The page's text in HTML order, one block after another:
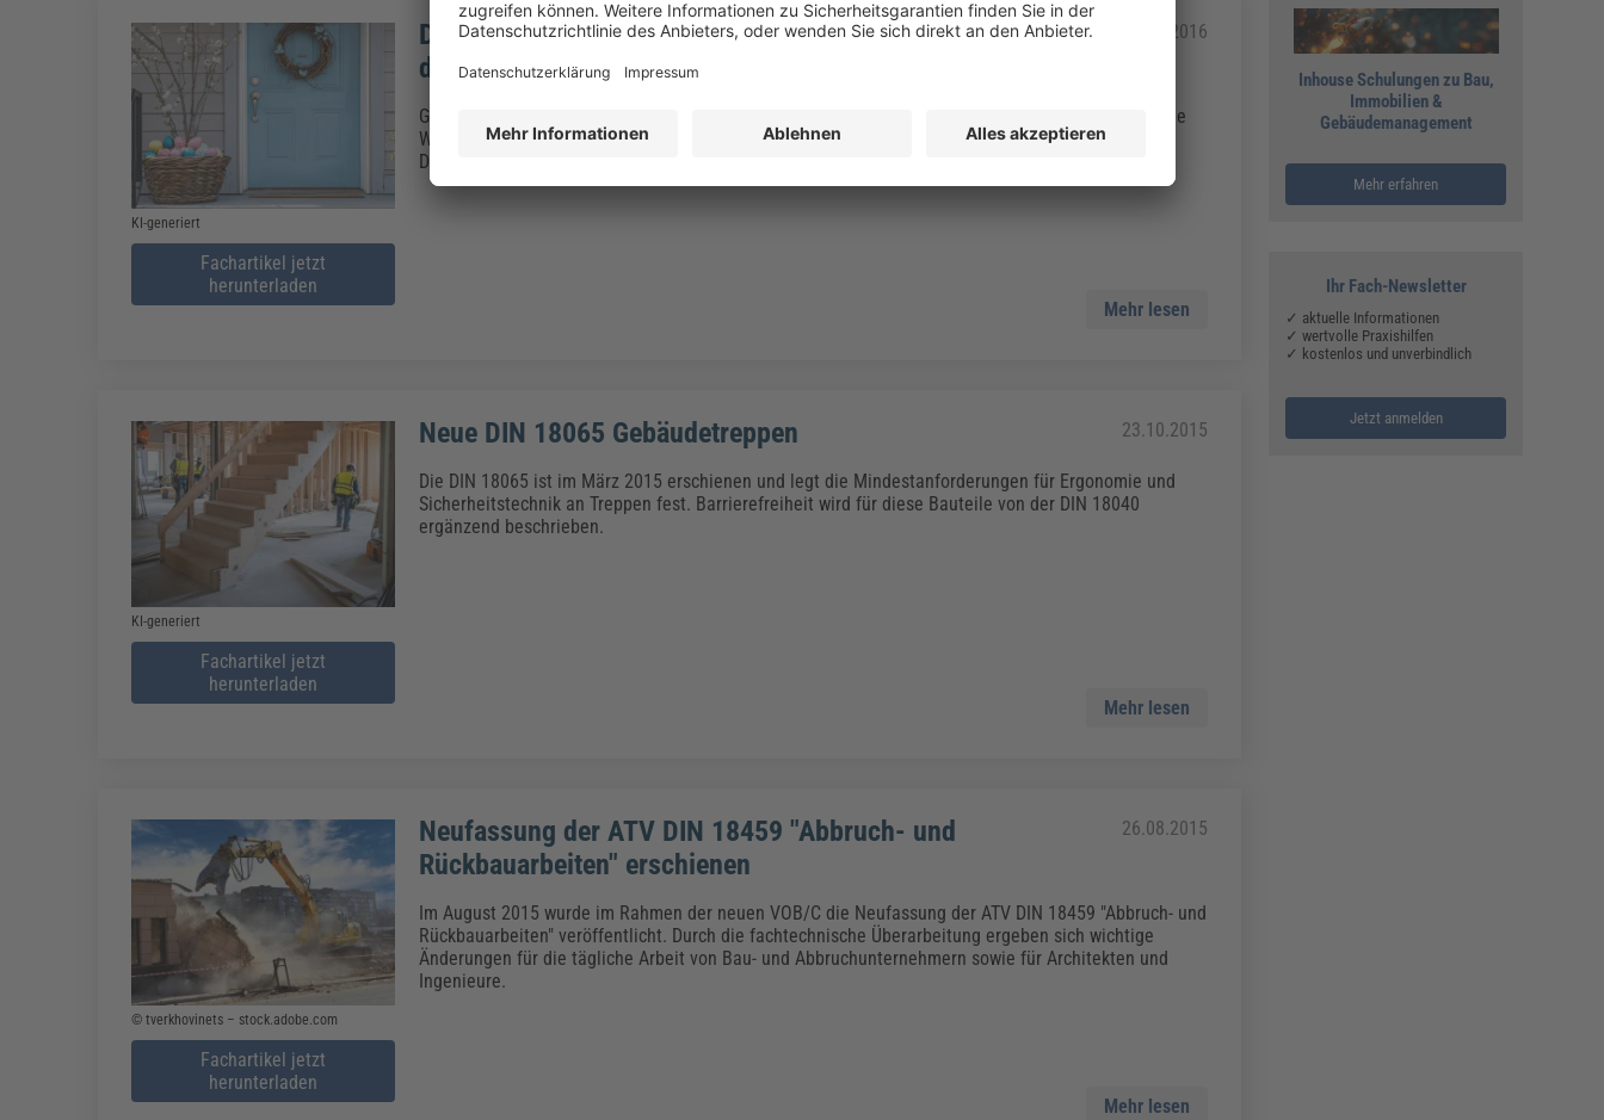
KI-generiert
Fachartikel jetzt
herunterladen
Dekoration der Wohnungstüre – was muss der Vermieter
dulden?
30.03.2016
Gerade zu Feiertagen wie Ostern schmücken viele Mieter gerne Ihre Wohnung. Wenn es aber an die
Wohnungstüre geht, ist oft Ärger vorprogrammiert. Viele Vermieter erlauben keine
Dekorationsgegenstände außerhalb der Wohnungen.
Mehr lesen
KI-generiert
Fachartikel jetzt
herunterladen
Neue DIN 18065 Gebäudetreppen 23.10.2015
Die DIN 18065 ist im März 2015 erschienen und legt die Mindestanforderungen für Ergonomie und
Sicherheitstechnik an Treppen fest. Barrierefreiheit wird für diese Bauteile von der DIN 18040
ergänzend beschrieben.
Mehr lesen
© tverkhovinets – stock.adobe.com
Fachartikel jetzt
herunterladen
Neufassung der ATV DIN 18459 "Abbruch- und
Rückbauarbeiten" erschienen
26.08.2015
Im August 2015 wurde im Rahmen der neuen VOB/C die Neufassung der ATV DIN 18459 "Abbruch- und
Rückbauarbeiten" veröffentlicht. Durch die fachtechnische Überarbeitung ergeben sich wichtige
Änderungen für die tägliche Arbeit von Bau- und Abbruchunternehmern sowie für Architekten und
Ingenieure.
Mehr lesen
Inhouse Schulungen zu Bau,
Immobilien &
Gebäudemanagement
Mehr erfahren
Ihr Fach-Newsletter
✓ aktuelle Informationen
✓ wertvolle Praxishilfen
✓ kostenlos und unverbindlich
Jetzt anmelden